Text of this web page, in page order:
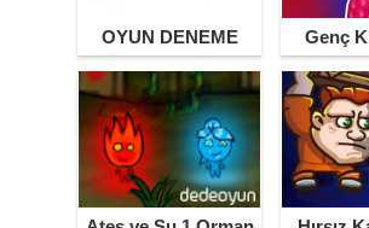
OYUN DENEME Genç